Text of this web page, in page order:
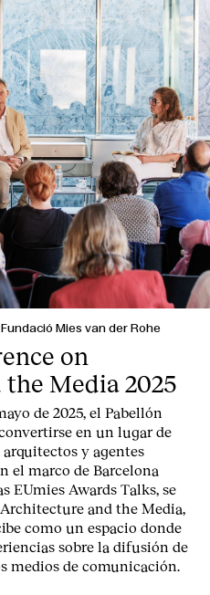
Mies van der Rohe
on
Media 2025
de 2025, el Pabellón
en un lugar de
y agentes
el marco de Barcelona
EUmies Awards Talks, se
and the Media,
como un espacio donde
sobre la difusión de
medios de comunicación.